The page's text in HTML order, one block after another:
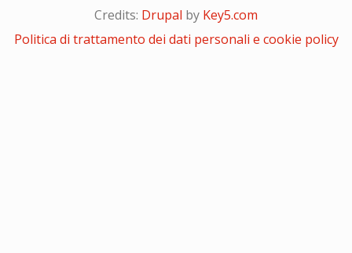
Credits: Drupal by Key5.com
Politica di trattamento dei dati personali e cookie policy